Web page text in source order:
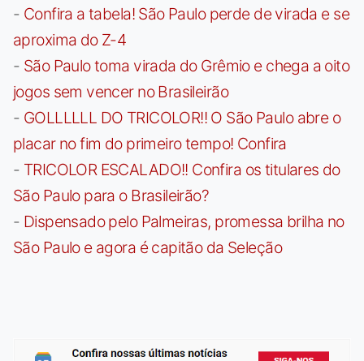
- Confira a tabela! São Paulo perde de virada e se
aproxima do Z-4
- São Paulo toma virada do Grêmio e chega a oito
jogos sem vencer no Brasileirão
- GOLLLLLL DO TRICOLOR!! O São Paulo abre o
placar no fim do primeiro tempo! Confira
- TRICOLOR ESCALADO!! Confira os titulares do
São Paulo para o Brasileirão?
- Dispensado pelo Palmeiras, promessa brilha no
São Paulo e agora é capitão da Seleção